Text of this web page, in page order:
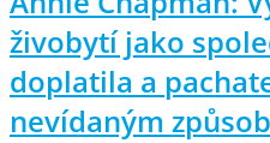
živobytí jako
doplatila a
nevídaným